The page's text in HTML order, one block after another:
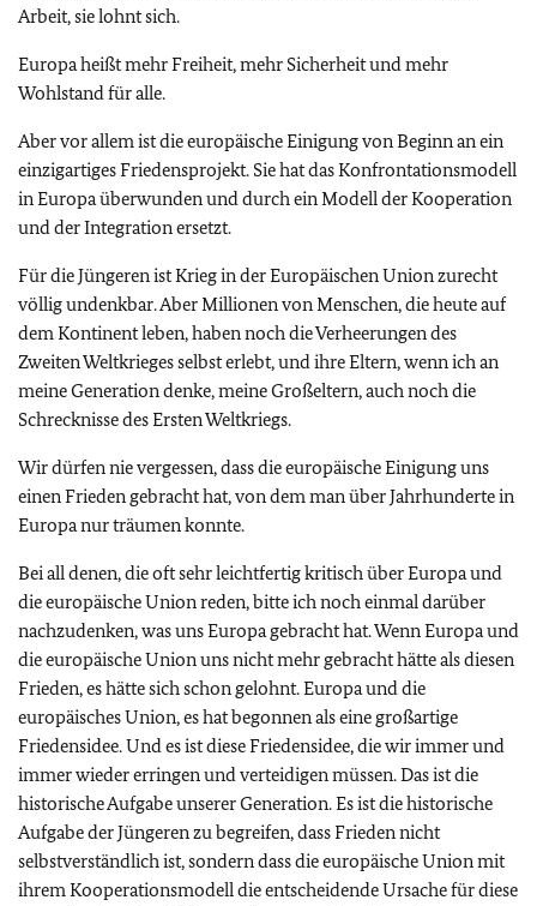
Arbeit, sie lohnt sich.
Europa heißt mehr Freiheit, mehr Sicherheit und mehr
Wohlstand für alle.
Aber vor allem ist die europäische Einigung von Beginn an ein
einzigartiges Friedensprojekt. Sie hat das Konfrontationsmodell
in Europa überwunden und durch ein Modell der Kooperation
und der Integration ersetzt.
Für die Jüngerenist Krieg in der Europäischen Union zurecht
völlig undenkbar. Aber Millionen von Menschen, die heute auf
dem Kontinent leben, haben noch die Verheerungen des
Zweiten Weltkrieges selbst erlebt, und ihre Eltern, wenn ich an
meine Generation denke, meine Großeltern, auch noch die
Schrecknisse des Ersten Weltkriegs.
Wir dürfen nie vergessen, dass die europäische Einigung uns
einen Frieden gebracht hat, von dem man über Jahrhunderte in
Europa nur träumen konnte.
Bei all denen, die oft sehr leichtfertig kritisch über Europa und
die europäische Union reden, bitte ich noch einmal darüber
nachzudenken, was uns Europa gebracht hat. Wenn Europa und
die europäische Union uns nicht mehr gebracht hätte als diesen
Frieden, es hätte sich schon gelohnt. Europa und die
europäisches Union, es hat begonnen als eine großartige
Friedensidee. Und es ist diese Friedensidee, die wir immer und
immer wieder erringen und verteidigen müssen. Das ist die
historische Aufgabe unserer Generation. Es ist die historische
Aufgabe der Jüngeren zu begreifen, dass Frieden nicht
selbstverständlich ist, sondern dass die europäische Union mit
ihrem Kooperationsmodell die entscheidende Ursache für diese